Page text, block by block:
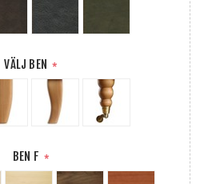
VÄLJ BEN *
BEN F *